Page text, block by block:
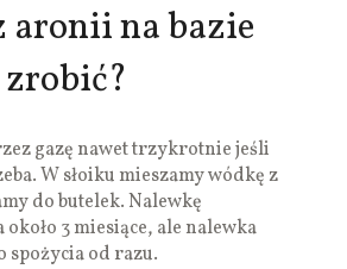
aronii na bazie
gazę nawet trzykrotnie jeśli
W słoiku mieszamy wódkę z
do butelek. Nalewkę
3 miesiące, ale nalewka
spożycia od razu.